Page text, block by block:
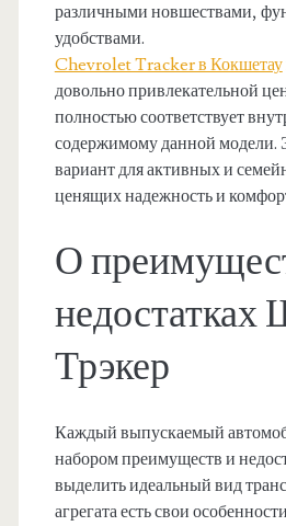
различными новшествами,
удобствами.
Chevrolet Tracker в Кокшетау
довольно привлекательной
полностью соответствует
содержимому данной модели.
вариант для активных и
ценящих надежность и
О
недостатках
Трэкер
Каждый выпускаемый
набором преимуществ и
выделить идеальный вид
агрегата есть свои